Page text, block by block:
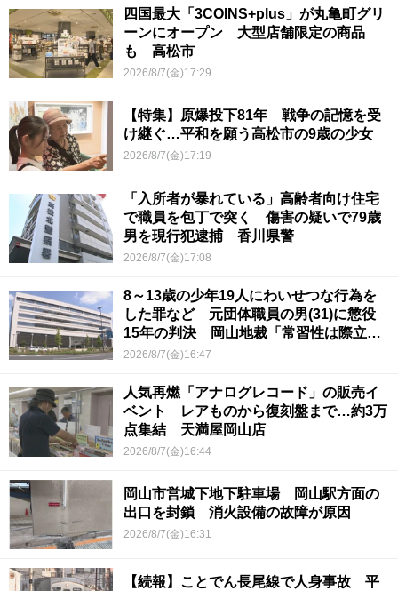
四国最大「3COINS+plus」が丸亀町グリ
ーンにオープン 大型店舗限定の商品
も 高松市
2026/8/7(金)17:29
【特集】原爆投下81年 戦争の記憶を受
け継ぐ…平和を願う高松市の9歳の少女
2026/8/7(金)17:19
「入所者が暴れている」高齢者向け住宅
で職員を包丁で突く 傷害の疑いで79歳
男を現行犯逮捕 香川県警
2026/8/7(金)17:08
8～13歳の少年19人にわいせつな行為を
した罪など 元団体職員の男(31)に懲役
15年の判決 岡山地裁「常習性は際立っ
ていて被害結果も非常に重い」
2026/8/7(金)16:47
人気再燃「アナログレコード」の販売イ
ベント レアものから復刻盤まで…約3万
点集結 天満屋岡山店
2026/8/7(金)16:44
岡山市営城下地下駐車場 岡山駅方面の
出口を封鎖 消火設備の故障が原因
2026/8/7(金)16:31
【続報】ことでん長尾線で人身事故 平